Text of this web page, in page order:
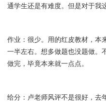
通学生还是有难度。但是对于我
作业：很少。用的红皮教材，本
一半左右。想多做题也没题做。
做完，毕竟本来就一点点。
给分：卢老师风评不是很好，去